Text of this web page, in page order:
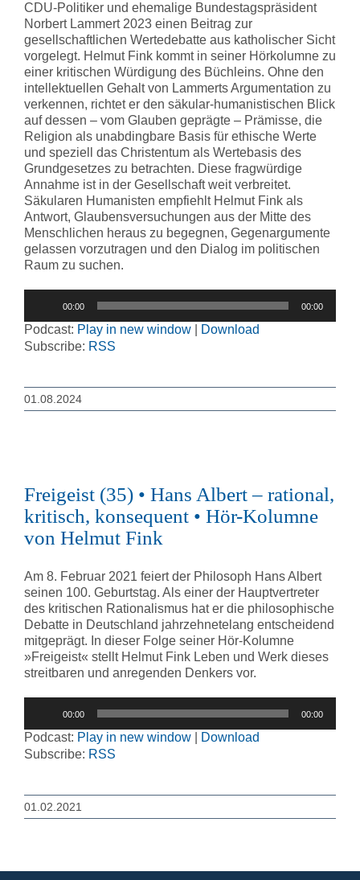
CDU-Politiker und ehemalige Bundestagspräsident
Norbert Lammert 2023 einen Beitrag zur
gesellschaftlichen Wertedebatte aus katholischer Sicht
vorgelegt. Helmut Fink kommt in seiner Hörkolumne zu
einer kritischen Würdigung des Büchleins. Ohne den
intellektuellen Gehalt von Lammerts Argumentation zu
verkennen, richtet er den säkular-humanistischen Blick
auf dessen – vom Glauben geprägte – Prämisse, die
Religion als unabdingbare Basis für ethische Werte
und speziell das Christentum als Wertebasis des
Grundgesetzes zu betrachten. Diese fragwürdige
Annahme ist in der Gesellschaft weit verbreitet.
Säkularen Humanisten empfiehlt Helmut Fink als
Antwort, Glaubensversuchungen aus der Mitte des
Menschlichen heraus zu begegnen, Gegenargumente
gelassen vorzutragen und den Dialog im politischen
Raum zu suchen.
00:00 00:00
Podcast: Play in new window
Download
Subscribe: RSS
01.08.2024
Freigeist (35) • Hans Albert – rational,
kritisch, konsequent • Hör-Kolumne
von Helmut Fink
Am 8. Februar 2021 feiert der Philosoph Hans Albert
seinen 100. Geburtstag. Als einer der Hauptvertreter
des kritischen Rationalismus hat er die philosophische
Debatte in Deutschland jahrzehnetelang entscheidend
mitgeprägt. In dieser Folge seiner Hör-Kolumne
»Freigeist« stellt Helmut Fink Leben und Werk dieses
streitbaren und anregenden Denkers vor.
00:00 00:00
Podcast: Play in new window
Download
Subscribe: RSS
01.02.2021